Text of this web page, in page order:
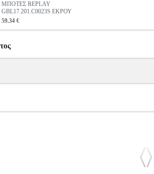
ΜΠΟΤΕΣ REPLAY
GBL17.201.C0023S ΕΚΡΟΥ
59.34 €